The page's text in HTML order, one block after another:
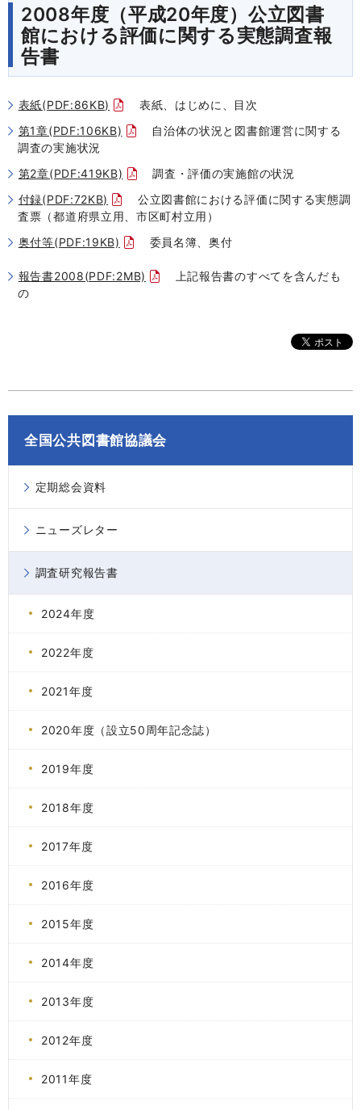
2008年度（平成20年度）公立図書
館における評価に関する実態調査報
告書
表紙(PDF:86KB)
表紙、はじめに、目次
第1章(PDF:106KB)
自治体の状況と図書館運営に関する
調査の実施状況
第2章(PDF:419KB)
調査・評価の実施館の状況
付録(PDF:72KB)
公立図書館における評価に関する実態調
査票（都道府県立用、市区町村立用）
奥付等(PDF:19KB)
委員名簿、奥付
報告書2008(PDF:2MB)
上記報告書のすべてを含んだも
の
全国公共図書館協議会
定期総会資料
ニューズレター
調査研究報告書
2024年度
2022年度
2021年度
2020年度（設立50周年記念誌）
2019年度
2018年度
2017年度
2016年度
2015年度
2014年度
2013年度
2012年度
2011年度